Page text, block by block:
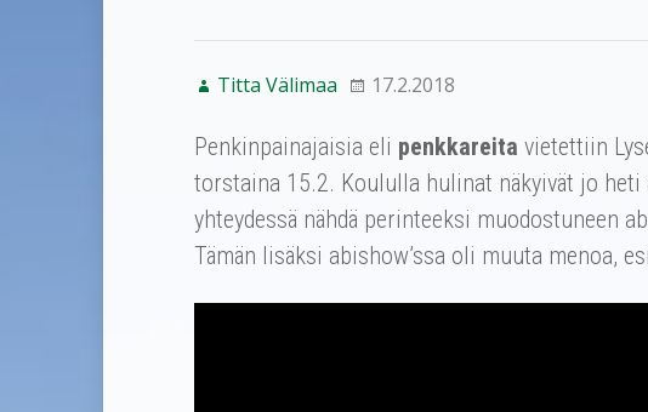
Titta Välimaa 17.2.2018
Penkinpainajaisia eli penkkareita vietettiin
torstaina 15.2. Koululla hulinat näkyivät jo heti
yhteydessä nähdä perinteeksi muodostuneen
Tämän lisäksi abishow’ssa oli muuta menoa,